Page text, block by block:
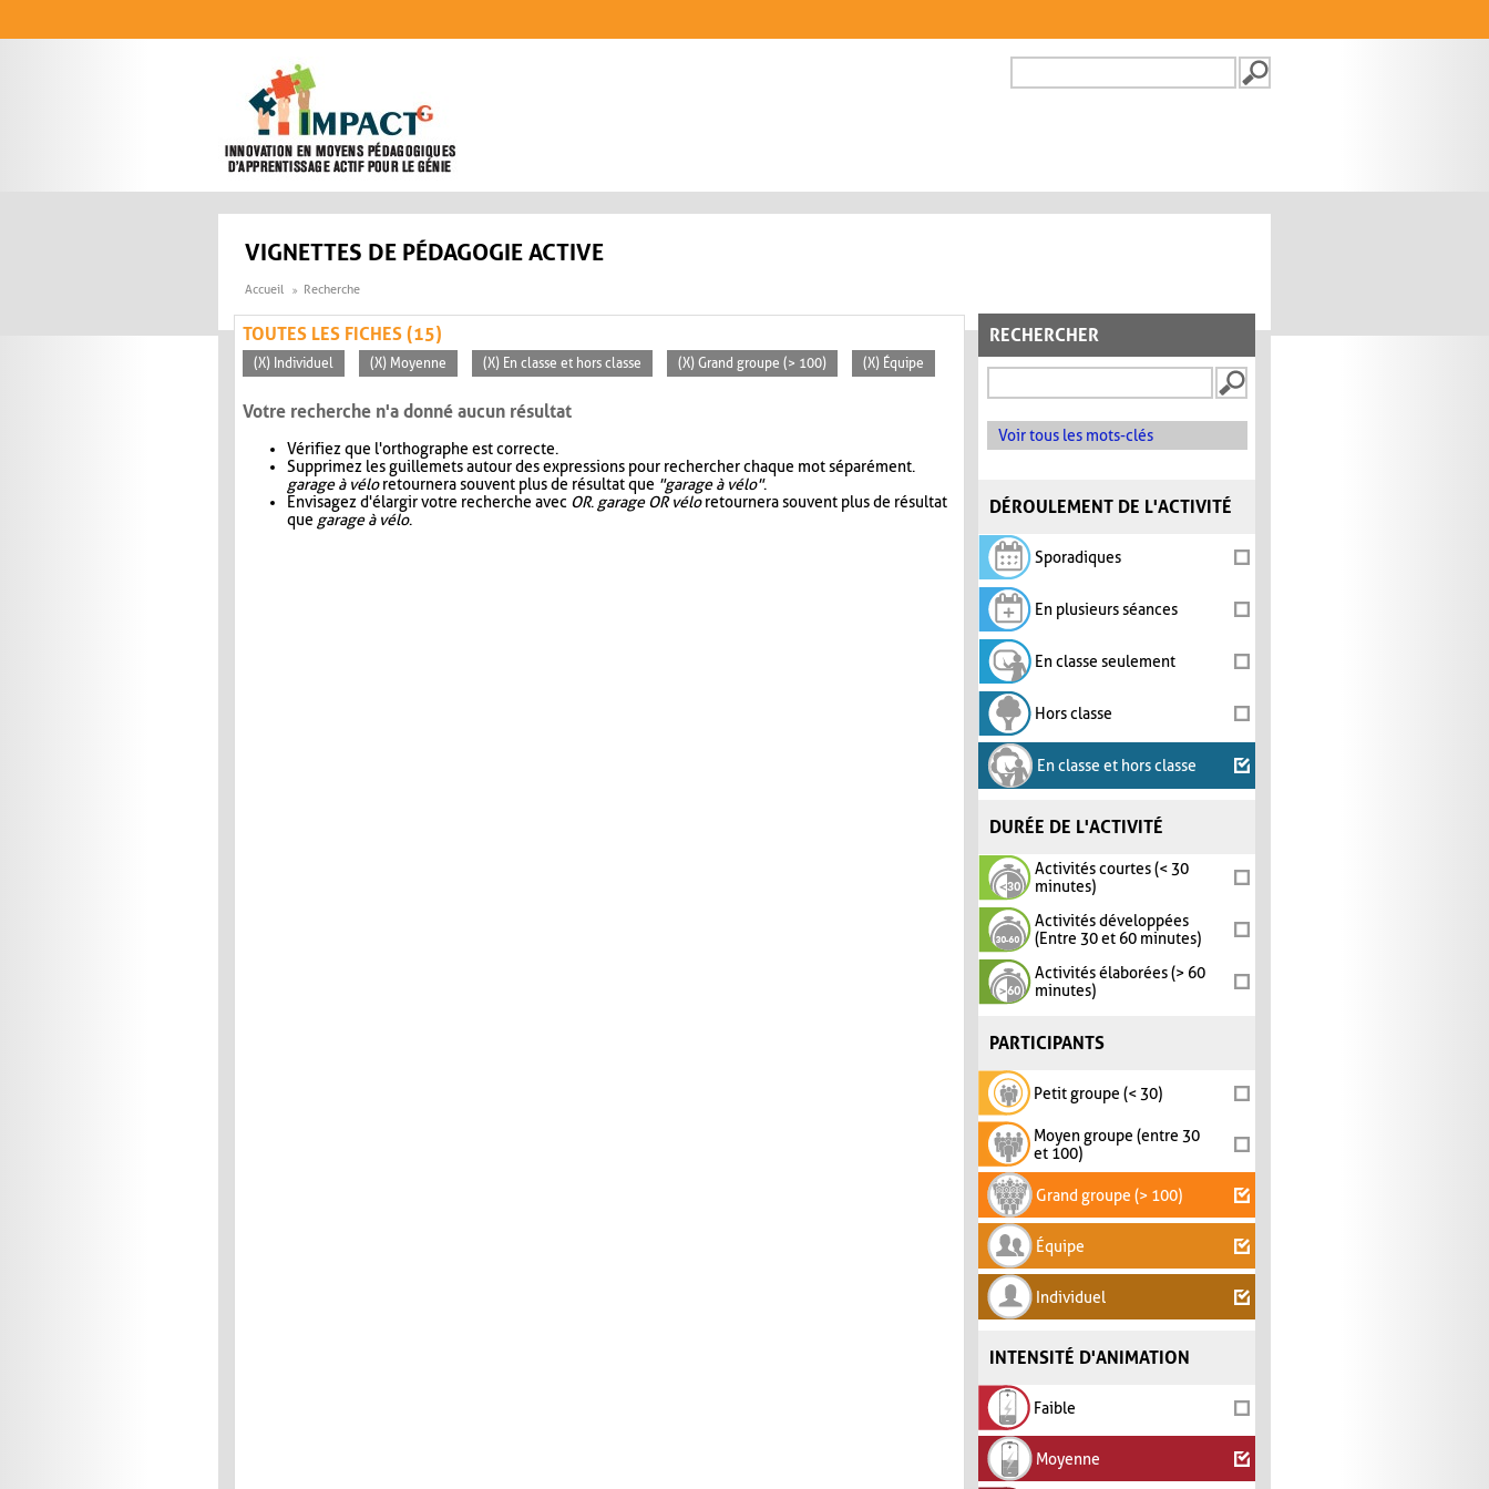
FORMULAIRE DE
VIGNETTES DE PÉDAGOGIE ACTIVE
Accueil Recherche
RECHERCHER
Voir tous les mots-clés
DÉROULEMENT DE L'ACTIVITÉ
Sporadiques
En plusieurs séances
En classe seulement
Hors classe
En classe et hors classe
DURÉE DE L'ACTIVITÉ
Activités courtes (< 30
minutes)
Activités développées
(Entre 30 et 60 minutes)
Activités élaborées (> 60
minutes)
PARTICIPANTS
Petit groupe (< 30)
Moyen groupe (entre 30
et 100)
Grand groupe (> 100)
Équipe
Individuel
INTENSITÉ D'ANIMATION
Faible
Moyenne
TOUTES LES FICHES (15)
(X) Individuel (X) Moyenne (X) En classe et hors classe (X) Grand groupe (> 100) (X) Équipe
Votre recherche n'a donné aucun résultat
Vérifiez que l'orthographe est correcte.
Supprimez les guillemets autour des expressions pour rechercher chaque mot séparément.
garage à véloretournera souvent plus de résultat que "garage à vélo".
Envisagez d'élargir votre recherche avec OR. garage OR véloretournera souvent plus de résultat
que garage à vélo.